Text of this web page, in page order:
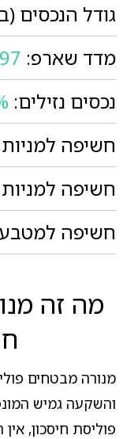
גודל הנכסים
מדד שארפ:
נכסים נזילים:
חשיפה
חשיפה
חשיפה
מה זה
מנורה מבטחים
והשקעה גמיש
פוליסת חיסכון,